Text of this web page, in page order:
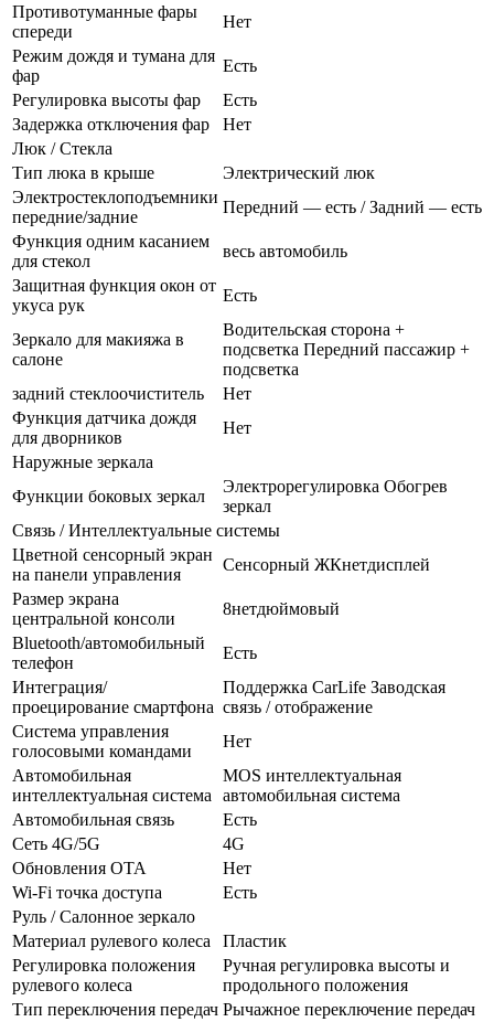
Противотуманные фары
спереди
Нет
Режим дождя и тумана для
фар
Есть
Регулировка высоты фар
Есть
Задержка отключения фар
Нет
Люк / Стекла
Тип люка в крыше
Электрический люк
Электростеклоподъемники
передние/задние
Передний — есть / Задний — есть
Функция одним касанием
для стекол
весь автомобиль
Защитная функция окон от
укуса рук
Есть
Зеркало для макияжа в
салоне
Водительская сторона +
подсветка Передний пассажир +
подсветка
задний стеклоочиститель
Нет
Функция датчика дождя
для дворников
Нет
Наружные зеркала
Функции боковых зеркал
Электрорегулировка Обогрев
зеркал
Связь / Интеллектуальные системы
Цветной сенсорный экран
на панели управления
Сенсорный ЖКнетдисплей
Размер экрана
центральной консоли
8нетдюймовый
Bluetooth/автомобильный
телефон
Есть
Интеграция/
проецирование смартфона
Поддержка CarLife Заводская
связь / отображение
Система управления
голосовыми командами
Нет
Автомобильная
интеллектуальная система
MOS интеллектуальная
автомобильная система
Автомобильная связь
Есть
Сеть 4G/5G
4G
Обновления OTA
Нет
Wi-Fi точка доступа
Есть
Руль / Салонное зеркало
Материал рулевого колеса
Пластик
Регулировка положения
рулевого колеса
Ручная регулировка высоты и
продольного положения
Тип переключения передач Рычажное переключение передач